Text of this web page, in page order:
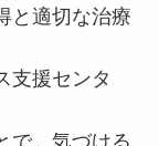
と適切な治療
支援センタ
で、気づける